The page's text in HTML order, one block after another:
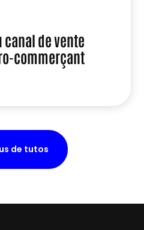
canal de vente
commerçant
de tutos